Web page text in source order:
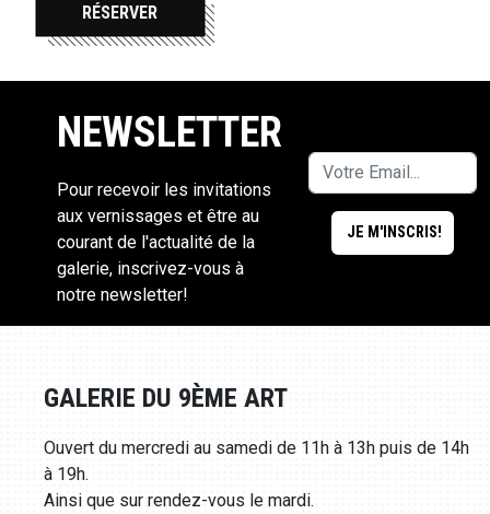
RÉSERVER
NEWSLETTER
Pour recevoir les invitations
aux vernissages et être au
courant de l'actualité de la
galerie, inscrivez-vous à
notre newsletter!
GALERIE DU 9ÈME ART
Ouvert du mercredi au samedi de 11h à 13h puis de 14h
à 19h.
Ainsi que sur rendez-vous le mardi.